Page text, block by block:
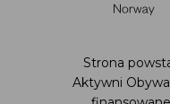
Strona